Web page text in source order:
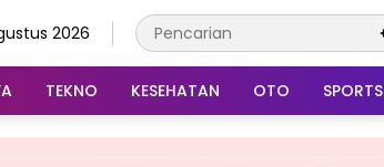
2026
TEKNO KESEHATAN OTO SPORTS